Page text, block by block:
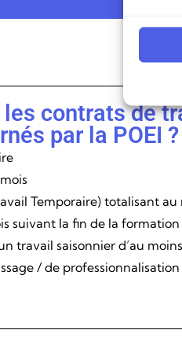
les contrats de
par la POEI ?
Temporaire) totalisant au
suivant la fin de la formation
travail saisonnier d’au
/ de professionnalisation